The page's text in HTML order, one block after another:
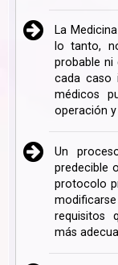
La
lo tanto,
probable ni
cada caso
médicos
operación
Un
predecible
protocolo
requisitos
más